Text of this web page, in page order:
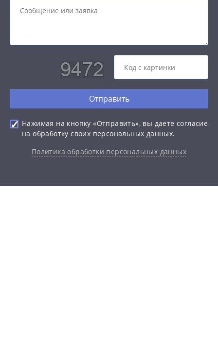
Отправить
Нажимая на кнопку «Отправить», вы даете согласие
на обработку своих персональных данных.
Политика обработки персональных данных